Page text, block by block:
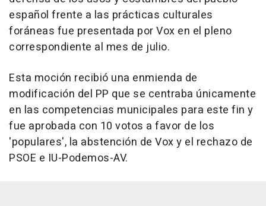
español frente a las prácticas culturales
foráneas fue presentada por Vox en el pleno
correspondiente al mes de julio.
Esta moción recibió una enmienda de
modificación del PP que se centraba únicamente
en las competencias municipales para este fin y
fue aprobada con 10 votos a favor de los
'populares', la abstención de Vox y el rechazo de
PSOE e IU-Podemos-AV.